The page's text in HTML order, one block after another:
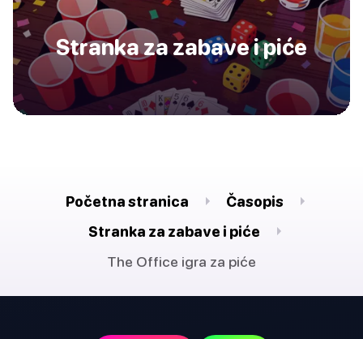
Stranka za zabave i piće
Početna stranica
Časopis
Stranka za zabave i piće
The Office igra za piće